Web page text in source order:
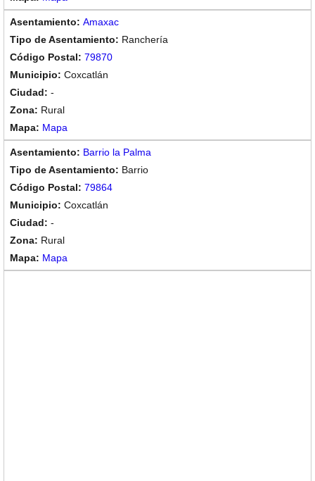
Amaxac
Ranchería
79870
Coxcatlán
-
Rural
Mapa
Barrio la Palma
Barrio
79864
Coxcatlán
-
Rural
Mapa